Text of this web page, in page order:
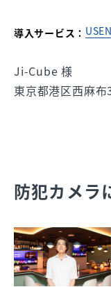
導入サービス：
Ji-Cube 様
東京都港区西麻
防犯カメラ